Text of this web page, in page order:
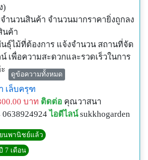
)
ำนวนสินค้า จำนวนมากราคายิ่งถูกลง
นค้า
ไม้ที่ต้องการ แจ้งจำนวน สถานที่จัด
เพื่อความสะดวกและรวดเร็วในการ
ดูข้อความทั้งหมด
เล็บครุฑ
บาท ติดต่อ คุณวาสนา
0638924924 ไอดีไลน์ sukkhogarden
นพานิชย์แล้ว
7 เดือน